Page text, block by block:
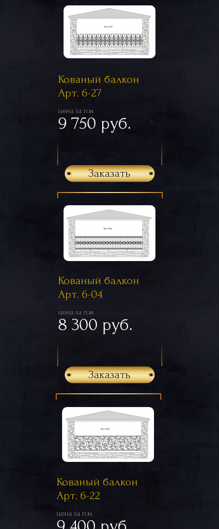
Кованый балкон
Арт. 6-27
цена за п.м.
9 750 руб.
Заказать
Кованый балкон
Арт. 6-04
цена за п.м.
8 300 руб.
Заказать
Кованый балкон
Арт. 6-22
цена за п.м.